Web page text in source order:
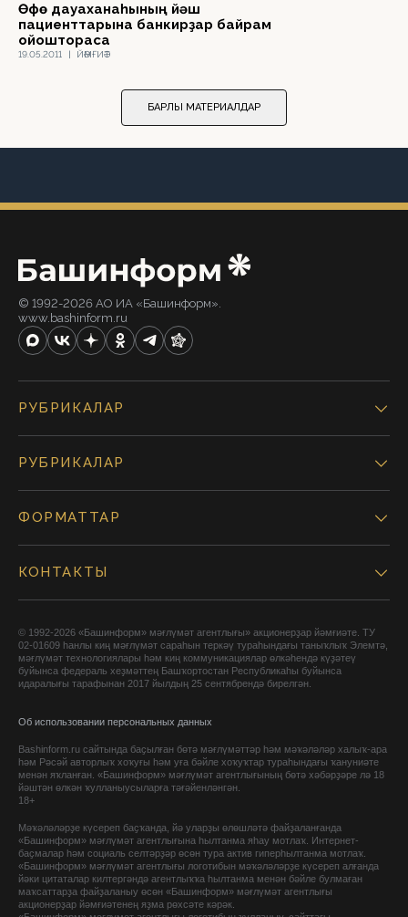
19.05.2011 | ЙӘМҒИӘТ
Өфө дауаханаһының йәш
пациенттарына банкирҙар байрам
ойошторасаҡ
БАРЛЫҠ МАТЕРИАЛДАР
© 1992-2026 АО ИА «Башинформ».
www.bashinform.ru
РУБРИКАЛАР
РУБРИКАЛАР
ФОРМАТТАР
КОНТАКТЫ
© 1992-2026 «Башинформ» мәғлүмәт агентлығы» акционерҙар йәмғиәте. ТУ
02-01609 һанлы киң мәғлүмәт сараһын теркәү тураһындағы таныҡлыҡ Элемтә,
мәғлүмәт технологиялары һәм киң коммуникациялар өлкәһендә күҙәтеү
буйынса федераль хеҙмәттең Башҡортостан Республикаһы буйынса
идаралығы тарафынан 2017 йылдың 25 сентябрендә бирелгән.
Об использовании персональных данных
Bashinform.ru сайтында баҫылған бөтә мәғлүмәттәр һәм мәҡәләләр халыҡ-ара
һәм Рәсәй авторлыҡ хоҡуғы һәм уға бәйле хоҡуҡтар тураһындағы ҡануниәте
менән яҡланған. «Башинформ» мәғлүмәт агентлығының бөтә хәбәрҙәре лә 18
йәштән өлкән ҡулланыусыларға тәғәйенләнгән.
18+
Мәҡәләләрҙе күсереп баҫҡанда, йә уларҙы өлөшләтә файҙаланғанда
«Башинформ» мәғлүмәт агентлығына һылтанма яһау мотлаҡ. Интернет-
баҫмалар һәм социаль селтәрҙәр өсөн тура актив гиперһылтанма мотлаҡ.
«Башинформ» мәғлүмәт агентлығы логотибын мәҡәләләрҙе күсереп алғанда
йәки цитаталар килтергәндә агентлыҡҡа һылтанма менән бәйле булмаған
маҡсаттарҙа файҙаланыу өсөн «Башинформ» мәғлүмәт агентлығы
акционерҙар йәмғиәтенең яҙма рөхсәте кәрәк.